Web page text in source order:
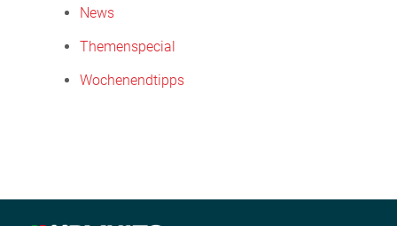
News
Themenspecial
Wochenendtipps